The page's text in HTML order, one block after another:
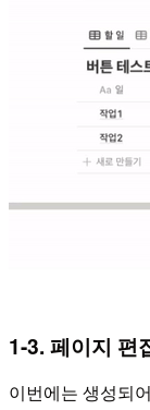
1-3. 페이지 편
이번에는 생성되